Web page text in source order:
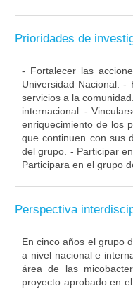
Prioridades de
- Fortalecer las
Universidad Nacional. -
servicios a la
internacional. -
enriquecimiento de los
que continuen con sus
del grupo. - Participar
Participara en el grupo
Perspectiva
En cinco años el grupo
a nivel nacional e
área de las
proyecto aprobado en